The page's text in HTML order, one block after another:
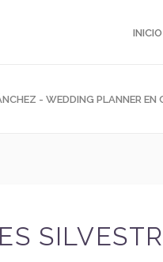
INICIO
- WEDDING PLANNER EN